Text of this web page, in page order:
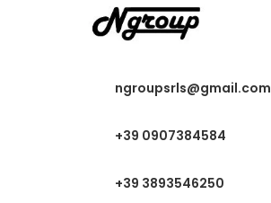
ngroupsrls@gmail.com
+39 0907384584
+39 3893546250